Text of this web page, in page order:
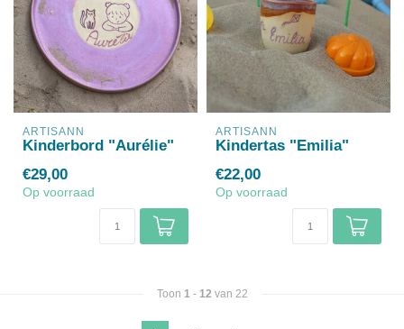
ARTISANN
Kinderbord "Aurélie"
€29,00
Op voorraad
ARTISANN
Kindertas "Emilia"
€22,00
Op voorraad
Toon 1- 12 van 22